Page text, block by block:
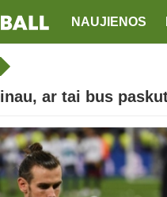
NAUJIENOS
ar tai bus